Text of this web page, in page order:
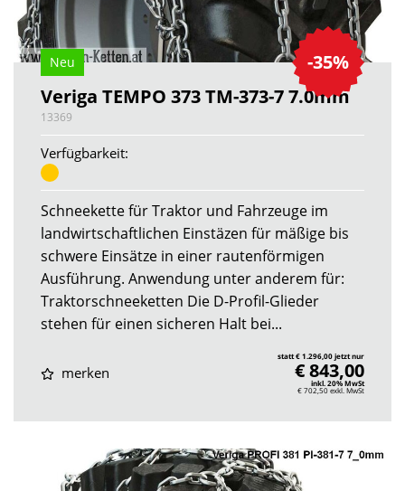
-35%
Neu
Veriga TEMPO 373 TM-373-7 7.0mm
13369
Verfügbarkeit:
Schneekette für Traktor und Fahrzeuge im
landwirtschaftlichen Einstäzen für mäßige bis
schwere Einsätze in einer rautenförmigen
Ausführung. Anwendung unter anderem für:
Traktorschneeketten Die D-Profil-Glieder
stehen für einen sicheren Halt bei...
merken
statt € 1.296,00 jetzt nur
€ 843,00
inkl. 20% MwSt
€ 702,50exkl. MwSt